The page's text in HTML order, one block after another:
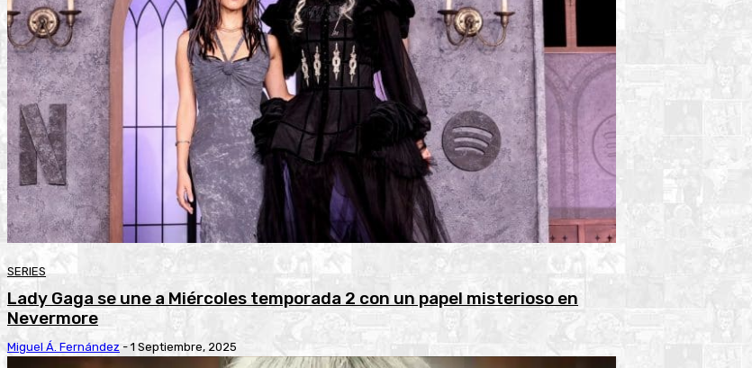
SERIES
Lady Gaga se une a Miércoles temporada 2 con un papel misterioso en
Nevermore
Miguel Á. Fernández - 1 Septiembre, 2025